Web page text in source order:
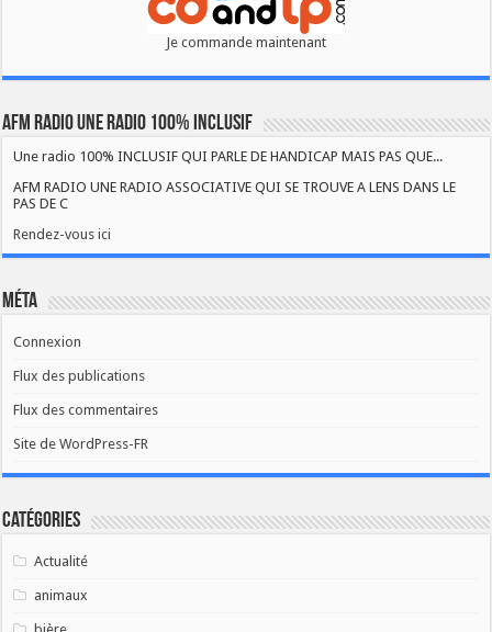
Je commande maintenant
AFM RADIO UNE RADIO 100% INCLUSIF
Une radio 100% INCLUSIF QUI PARLE DE HANDICAP MAIS PAS QUE...
AFM RADIO UNE RADIO ASSOCIATIVE QUI SE TROUVE A LENS DANS LE
PAS DE C
Rendez-vous ici
Méta
Connexion
Flux des publications
Flux des commentaires
Site de WordPress-FR
Catégories
Actualité
animaux